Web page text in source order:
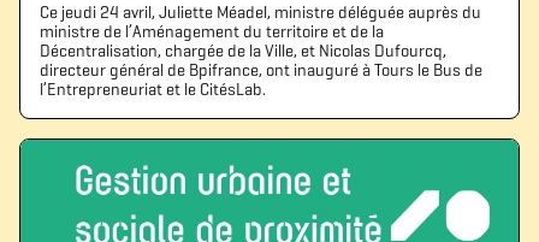
Ce jeudi 24 avril, Juliette Méadel, ministre déléguée auprès du
ministre de l’Aménagement du territoire et de la
Décentralisation, chargée de la Ville, et Nicolas Dufourcq,
directeur général de Bpifrance, ont inauguré à Tours le Bus de
l’Entrepreneuriat et le CitésLab.